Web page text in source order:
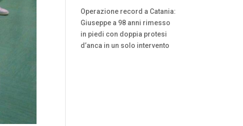
Operazione record a Catania:
Giuseppe a 98 anni rimesso
in piedi con doppia protesi
d’anca in un solo intervento